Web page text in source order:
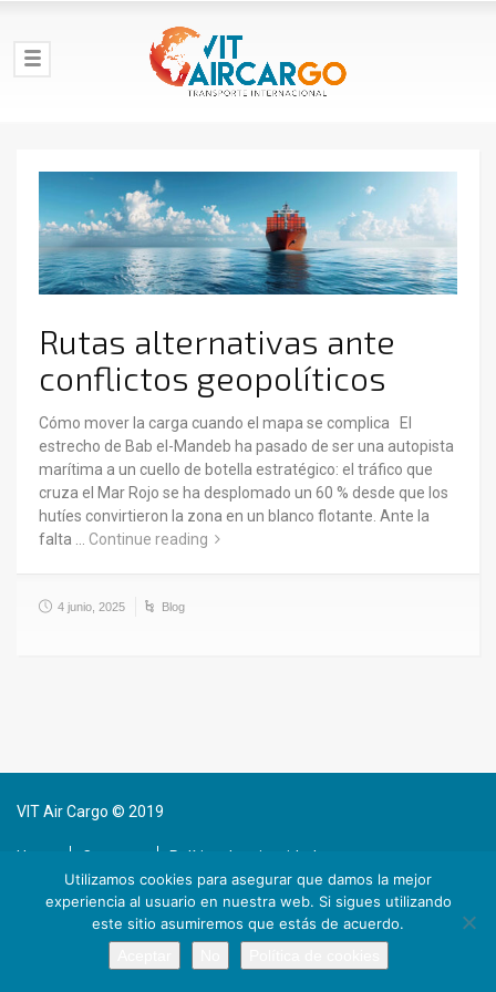
Rutas alternativas ante
conflictos geopolíticos
Cómo mover la carga cuando el mapa se complica El
estrecho de Bab el-Mandeb ha pasado de ser una autopista
marítima a un cuello de botella estratégico: el tráfico que
cruza el Mar Rojo se ha desplomado un 60 % desde que los
hutíes convirtieron la zona en un blanco flotante. Ante la
falta … Continue reading
4 junio, 2025 Blog
VIT Air Cargo © 2019
Home Contacto
Política de privacidad
Utilizamos cookies para asegurar que damos la mejor
experiencia al usuario en nuestra web. Si sigues utilizando
este sitio asumiremos que estás de acuerdo.